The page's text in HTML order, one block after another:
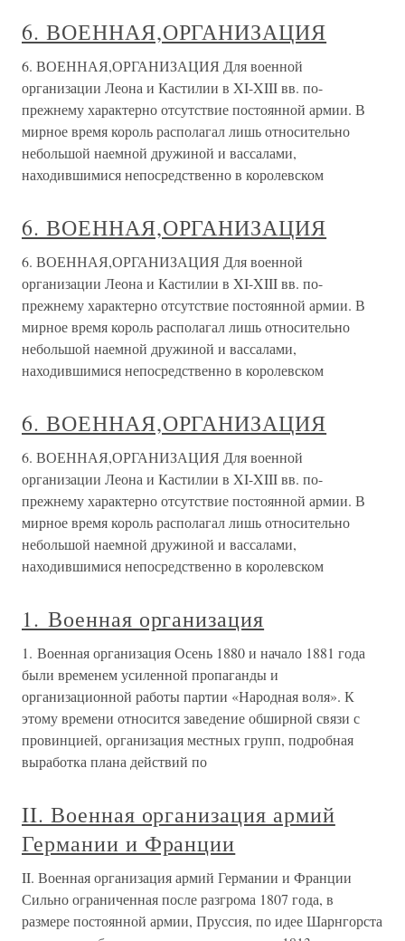
6. ВОЕННАЯ,ОРГАНИЗАЦИЯ
6. ВОЕННАЯ,ОРГАНИЗАЦИЯ Для военной
организации Леона и Кастилии в XI-XIII вв. по-
прежнему характерно отсутствие постоянной армии. В
мирное время король располагал лишь относительно
небольшой наемной дружиной и вассалами,
находившимися непосредственно в королевском
6. ВОЕННАЯ,ОРГАНИЗАЦИЯ
6. ВОЕННАЯ,ОРГАНИЗАЦИЯ Для военной
организации Леона и Кастилии в XI-XIII вв. по-
прежнему характерно отсутствие постоянной армии. В
мирное время король располагал лишь относительно
небольшой наемной дружиной и вассалами,
находившимися непосредственно в королевском
6. ВОЕННАЯ,ОРГАНИЗАЦИЯ
6. ВОЕННАЯ,ОРГАНИЗАЦИЯ Для военной
организации Леона и Кастилии в XI-XIII вв. по-
прежнему характерно отсутствие постоянной армии. В
мирное время король располагал лишь относительно
небольшой наемной дружиной и вассалами,
находившимися непосредственно в королевском
1. Военная организация
1. Военная организация Осень 1880 и начало 1881 года
были временем усиленной пропаганды и
организационной работы партии «Народная воля». К
этому времени относится заведение обширной связи с
провинцией, организация местных групп, подробная
выработка плана действий по
II. Военная организация армий
Германии и Франции
II. Военная организация армий Германии и Франции
Сильно ограниченная после разгрома 1807 года, в
размере постоянной армии, Пруссия, по идее Шарнгорста